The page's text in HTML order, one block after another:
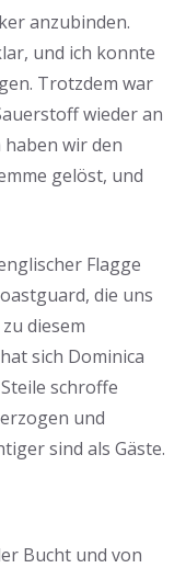
anzubinden.
und ich konnte
Trotzdem war
wieder an
haben wir den
gelöst, und
Flagge
die uns
diesem
sich Dominica
schroffe
und
sind als Gäste.
Bucht und von